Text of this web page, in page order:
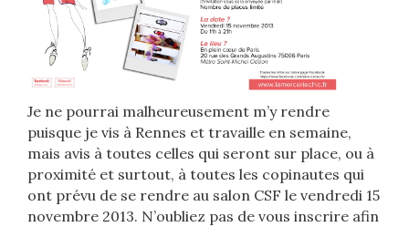
Je ne pourrai malheureusement m’y rendre
puisque je vis à Rennes et travaille en semaine,
mais avis à toutes celles qui seront sur place, ou à
proximité et surtout, à toutes les copinautes qui
ont prévu de se rendre au salon CSF le vendredi 15
novembre 2013. N’oubliez pas de vous inscrire afin